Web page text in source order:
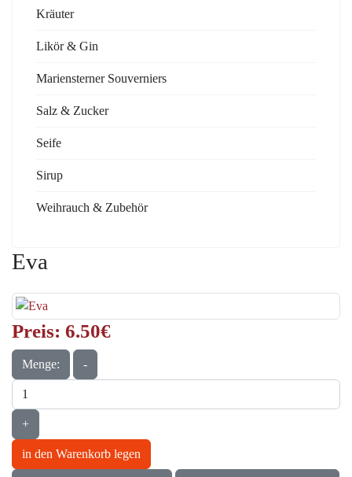
Kräuter
Likör & Gin
Mariensterner Souverniers
Salz & Zucker
Seife
Sirup
Weihrauch & Zubehör
Eva
Preis: 6.50‎€
Menge: -
+
in den Warenkorb legen